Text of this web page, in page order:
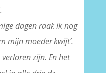
dagen raak ik nog
mijn moeder kwijt’.
zijn. En het